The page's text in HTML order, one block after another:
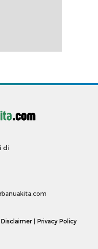
di
Disclaimer| Privacy Policy